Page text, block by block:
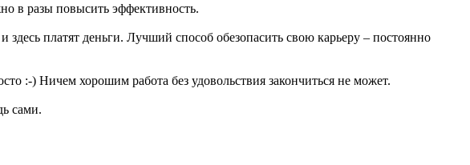
в разы повысить эффективность.
здесь платят деньги. Лучший способ обезопасить свою карьеру – постоянно
:-) Ничем хорошим работа без удовольствия закончиться не может.
сами.